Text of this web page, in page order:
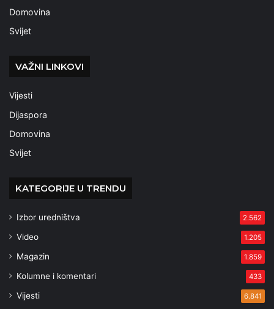
Domovina
Svijet
VAŽNI LINKOVI
Vijesti
Dijaspora
Domovina
Svijet
KATEGORIJE U TRENDU
Izbor uredništva 2.562
Video 1.205
Magazin 1.859
Kolumne i komentari 433
Vijesti 6.841